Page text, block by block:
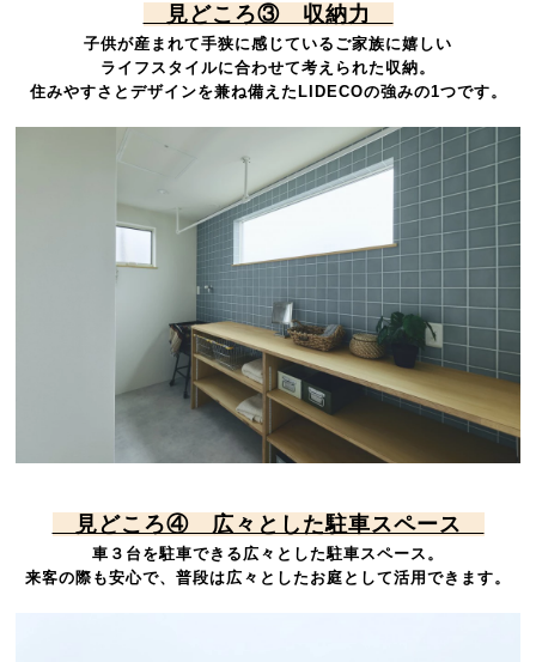
見どころ③ 収納力
子供が産まれて手狭に感じているご家族に嬉しい
ライフスタイルに合わせて考えられた収納。
住みやすさとデザインを兼ね備えたLIDECOの強みの1つです。
見どころ④ 広々とした駐車スペース
車３台を駐車できる広々とした駐車スペース。
来客の際も安心で、普段は広々としたお庭として活用できます。